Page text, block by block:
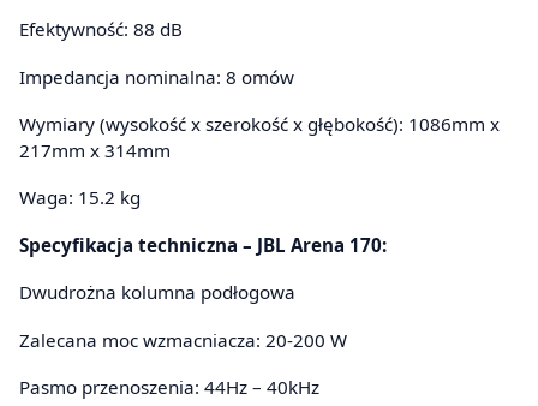
Efektywność: 88 dB
Impedancja nominalna: 8 omów
Wymiary (wysokość x szerokość x głębokość): 1086mm x
217mm x 314mm
Waga: 15.2 kg
Specyfikacja techniczna – JBL Arena 170:
Dwudrożna kolumna podłogowa
Zalecana moc wzmacniacza: 20-200 W
Pasmo przenoszenia: 44Hz – 40kHz